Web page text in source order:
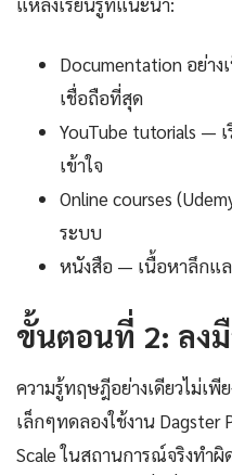
Documentation อย่า
เชื่อถือที่สุด
YouTube tutorials —
เข้าใจ
Online courses
ระบบ
หนังสือ — เนื้อหาลึกแ
ขั้นตอนที่ 2: ลง
ความรู้ทฤษฎีอย่างเดียวไม่เพี
เล็กๆทดลองใช้งาน Dagster
Scale ในสถานการณ์จริงทำผิ